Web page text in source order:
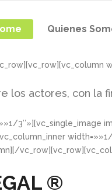
Quienes
actores, con la
3″»][vc_single_image
®